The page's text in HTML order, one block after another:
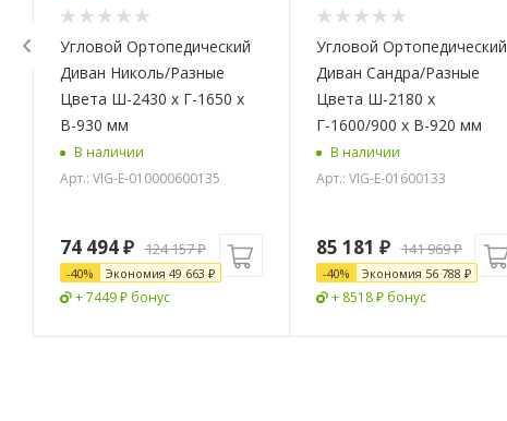
Угловой Ортопедический
Диван Николь/Разные
Цвета Ш-2430 х Г-1650 х
В-930 мм
В наличии
Арт.: VIG-E-010000600135
74 494₽ 124 157₽
-40% Экономия 49 663 ₽
+ 7449 ₽ бонус
Угловой Ортопедический
Диван Сандра/Разные
Цвета Ш-2180 х
Г-1600/900 х В-920 мм
В наличии
Арт.: VIG-E-01600133
85 181 ₽ 141 969₽
-40% Экономия 56 788 ₽
+ 8518 ₽ бонус